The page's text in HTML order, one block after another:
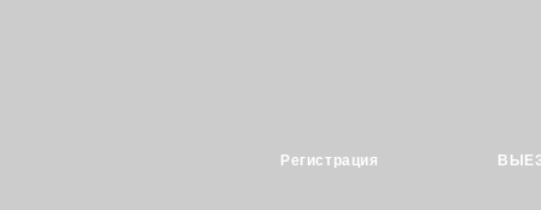
Регистрация